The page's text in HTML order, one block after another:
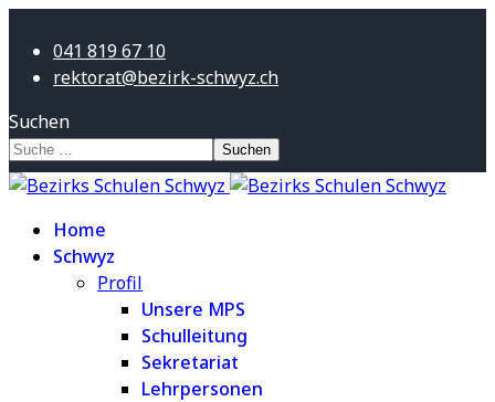
041 819 67 10
rektorat@bezirk-schwyz.ch
Suchen
Suchen
Home
Schwyz
Profil
Unsere MPS
Schulleitung
Sekretariat
Lehrpersonen